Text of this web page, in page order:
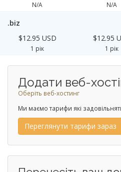
N/A N/A
.biz
$12.95 USD
1 рік
$12.95
1 рік
Додати веб-
Оберіть веб-хостинг
Ми маємо тарифи які
Переглянути тарифи зараз